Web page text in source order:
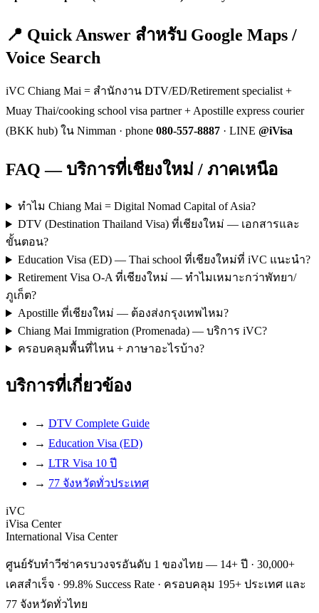
📍 Quick Answer สำหรับ Google Maps /
Voice Search
iVC Chiang Mai = สำนักงาน DTV/ED/Retirement specialist +
Muay Thai/cooking school visa partner + Apostille express courier
(BKK hub) ใน Nimman · phone 080-557-8887 · LINE @iVisa
FAQ — บริการที่เชียงใหม่ / ภาคเหนือ
ทำไม Chiang Mai = Digital Nomad Capital of Asia?
DTV (Destination Thailand Visa) ที่เชียงใหม่ — เอกสารและ
ขั้นตอน?
Education Visa (ED) — Thai school ที่เชียงใหม่ที่ iVC แนะนำ?
Retirement Visa O-A ที่เชียงใหม่ — ทำไมเหมาะกว่าพัทยา/
ภูเก็ต?
Apostille ที่เชียงใหม่ — ต้องส่งกรุงเทพไหม?
Chiang Mai Immigration (Promenada) — บริการ iVC?
ครอบคลุมพื้นที่ไหน + ภาษาอะไรบ้าง?
บริการที่เกี่ยวข้อง
→ DTV Complete Guide
→ Education Visa (ED)
→ LTR Visa 10 ปี
→ 77 จังหวัดทั่วประเทศ
iVC
iVisa Center
International Visa Center
ศูนย์รับทำวีซ่าครบวงจรอันดับ 1 ของไทย — 14+ ปี · 30,000+
เคสสำเร็จ · 99.8% Success Rate · ครอบคลุม 195+ ประเทศ และ
77 จังหวัดทั่วไทย